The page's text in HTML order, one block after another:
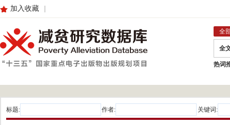
加入收藏
全
全
热词
标题: 作者: 关键词: